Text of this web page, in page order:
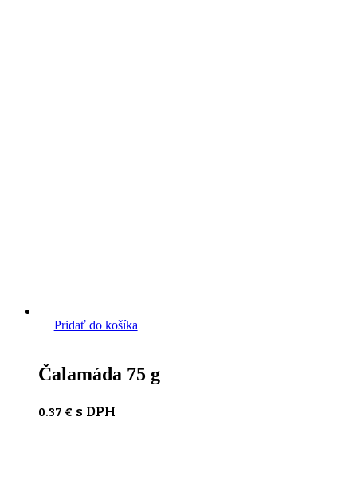
Pridať do košíka
Čalamáda 75 g
0.37 € s DPH